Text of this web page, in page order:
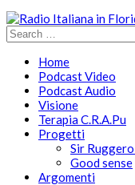
Home
Podcast Video
Podcast Audio
Visione
Terapia C.R.A.Pu
Progetti
Sir
Good sense
Argomenti